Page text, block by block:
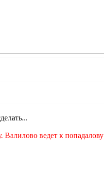
Валилово ведет к попадалову